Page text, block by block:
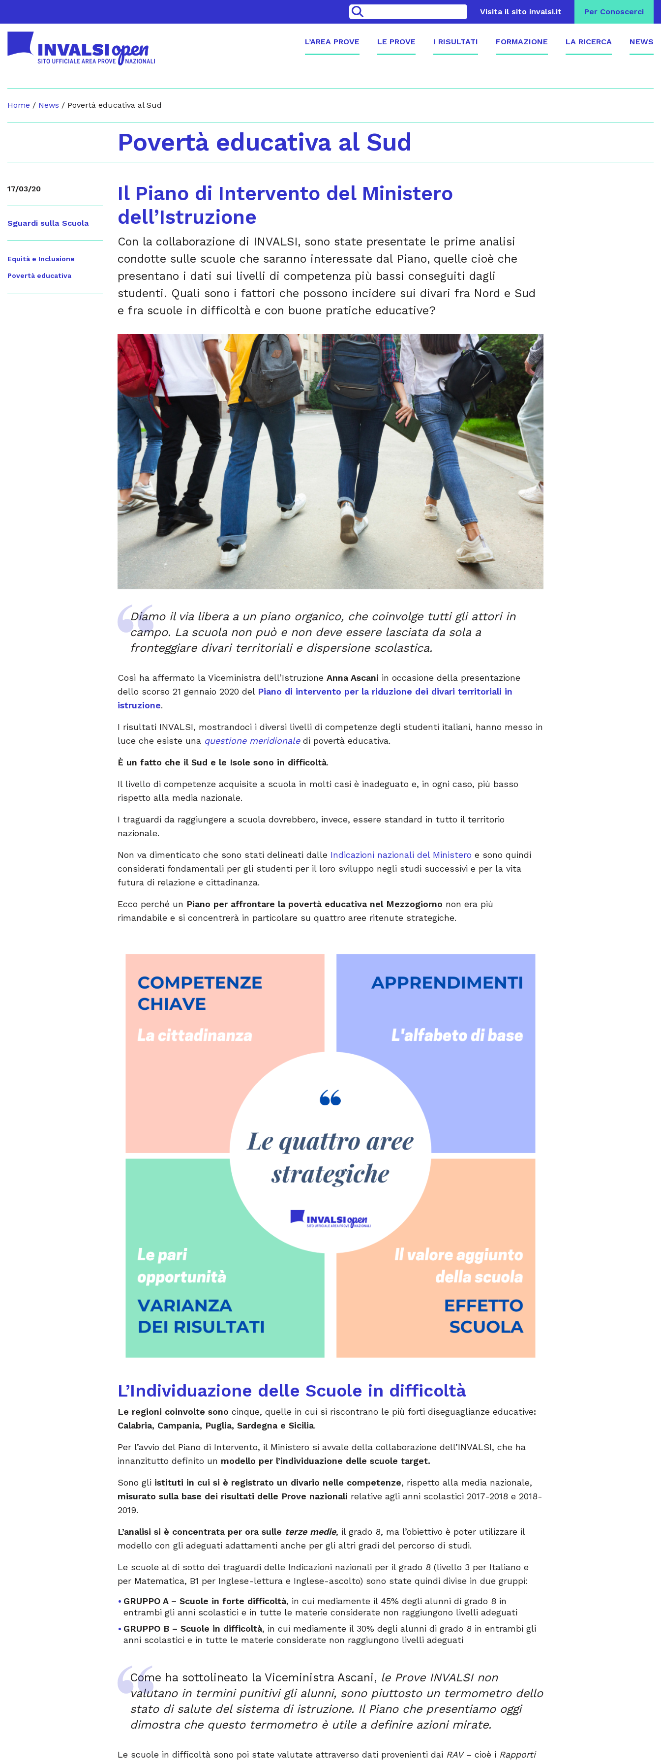
> Visita il sito invalsi.it Per Conoscerci
L’AREA PROVE LE PROVE I RISULTATI FORMAZIONE LA RICERCA NEWS
Home / News / Povertà educativa al Sud
Povertà educativa al Sud
17/03/20
Sguardi sulla Scuola
Equità e Inclusione
Povertà educativa
Il Piano di Intervento del Ministero
dell’Istruzione
Con la collaborazione di INVALSI, sono state presentate le prime analisi
condotte sulle scuole che saranno interessate dal Piano, quelle cioè che
presentano i dati sui livelli di competenza più bassi conseguiti dagli
studenti. Quali sono i fattori che possono incidere sui divari fra Nord e Sud
e fra scuole in difficoltà e con buone pratiche educative?
Diamo il via libera a un piano organico, che coinvolge tutti gli attori in
campo. La scuola non può e non deve essere lasciata da sola a
fronteggiare divari territoriali e dispersione scolastica.
Così ha affermato la Viceministra dell’Istruzione Anna Ascani in occasione della presentazione
dello scorso 21 gennaio 2020 del Piano di intervento per la riduzione dei divari territoriali in
istruzione.
I risultati INVALSI, mostrandoci i diversi livelli di competenze degli studenti italiani, hanno messo in
luce che esiste una questione meridionaledi povertà educativa.
È un fatto che il Sud e le Isole sono in difficoltà.
Il livello di competenze acquisite a scuola in molti casi è inadeguato e, in ogni caso, più basso
rispetto alla media nazionale.
I traguardi da raggiungere a scuola dovrebbero, invece, essere standard in tutto il territorio
nazionale.
Non va dimenticato che sono stati delineati dalle Indicazioni nazionali del Ministero e sono quindi
considerati fondamentali per gli studenti per il loro sviluppo negli studi successivi e per la vita
futura di relazione e cittadinanza.
Ecco perché un Piano per affrontare la povertà educativa nel Mezzogiorno non era più
rimandabile e si concentrerà in particolare su quattro aree ritenute strategiche.
L’Individuazione delle Scuole in difficoltà
Le regioni coinvolte sono cinque, quelle in cui si riscontrano le più forti diseguaglianze educative:
Calabria, Campania, Puglia, Sardegna e Sicilia.
Per l’avvio del Piano di Intervento, il Ministero si avvale della collaborazione dell’INVALSI, che ha
innanzitutto definito un modello per l’individuazione delle scuole target.
Sono gli istituti in cui si è registrato un divario nelle competenze, rispetto alla media nazionale,
misurato sulla base dei risultati delle Prove nazionali relative agli anni scolastici 2017-2018 e 2018-
2019.
L’analisi si è concentrata per ora sulle terze medie, il grado 8, ma l’obiettivo è poter utilizzare il
modello con gli adeguati adattamenti anche per gli altri gradi del percorso di studi.
Le scuole al di sotto dei traguardi delle Indicazioni nazionali per il grado 8 (livello 3 per Italiano e
per Matematica, B1 per Inglese-lettura e Inglese-ascolto) sono state quindi divise in due gruppi:
GRUPPO A – Scuole in forte difficoltà, in cui mediamente il 45% degli alunni di grado 8 in
entrambi gli anni scolastici e in tutte le materie considerate non raggiungono livelli adeguati
GRUPPO B – Scuole in difficoltà, in cui mediamente il 30% degli alunni di grado 8 in entrambi gli
anni scolastici e in tutte le materie considerate non raggiungono livelli adeguati
Come ha sottolineato la Viceministra Ascani, le Prove INVALSI non
valutano in termini punitivi gli alunni, sono piuttosto un termometro dello
stato di salute del sistema di istruzione. Il Piano che presentiamo oggi
dimostra che questo termometro è utile a definire azioni mirate.
Le scuole in difficoltà sono poi state valutate attraverso dati provenienti dai RAV– cioè i Rapporti